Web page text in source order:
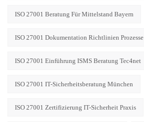
ISO 27001 Beratung Für Mittelstand Bayern
ISO 27001 Dokumentation Richtlinien Prozesse
ISO 27001 Einführung ISMS Beratung Tec4net
ISO 27001 IT-Sicherheitsberatung München
ISO 27001 Zertifizierung IT-Sicherheit Praxis